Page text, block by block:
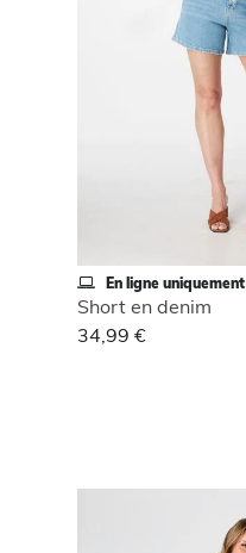
En ligne uniquement
Short en denim
34,99 €